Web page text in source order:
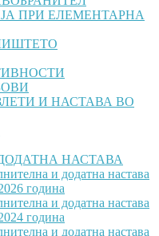
ПРИ ЕЛЕМЕНТАРНА
И НАСТАВА ВО
НАСТАВА
и додатна настава
година
и додатна настава
година
и додатна настава